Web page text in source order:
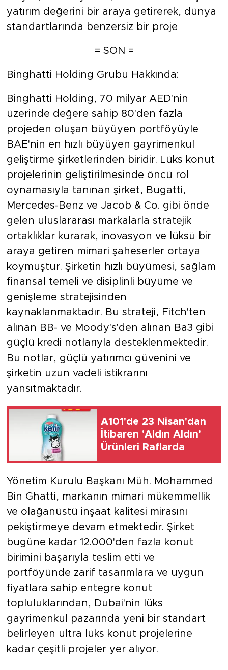
yatırım değerini bir araya getirerek, dünya
standartlarında benzersiz bir proje
= SON =
Binghatti Holding Grubu Hakkında:
Binghatti Holding, 70 milyar AED'nin
üzerinde değere sahip 80'den fazla
projeden oluşan büyüyen portföyüyle
BAE'nin en hızlı büyüyen gayrimenkul
geliştirme şirketlerinden biridir. Lüks konut
projelerinin geliştirilmesinde öncü rol
oynamasıyla tanınan şirket, Bugatti,
Mercedes-Benz ve Jacob & Co. gibi önde
gelen uluslararası markalarla stratejik
ortaklıklar kurarak, inovasyon ve lüksü bir
araya getiren mimari şaheserler ortaya
koymuştur. Şirketin hızlı büyümesi, sağlam
finansal temeli ve disiplinli büyüme ve
genişleme stratejisinden
kaynaklanmaktadır. Bu strateji, Fitch'ten
alınan BB- ve Moody's'den alınan Ba3 gibi
güçlü kredi notlarıyla desteklenmektedir.
Bu notlar, güçlü yatırımcı güvenini ve
şirketin uzun vadeli istikrarını
yansıtmaktadır.
A101'de 23 Nisan'dan
İtibaren 'Aldın Aldın'
Ürünleri Raflarda
Yönetim Kurulu Başkanı Müh. Mohammed
Bin Ghatti, markanın mimari mükemmellik
ve olağanüstü inşaat kalitesi mirasını
pekiştirmeye devam etmektedir. Şirket
bugüne kadar 12.000'den fazla konut
birimini başarıyla teslim etti ve
portföyünde zarif tasarımlara ve uygun
fiyatlara sahip entegre konut
topluluklarından, Dubai'nin lüks
gayrimenkul pazarında yeni bir standart
belirleyen ultra lüks konut projelerine
kadar çeşitli projeler yer alıyor.